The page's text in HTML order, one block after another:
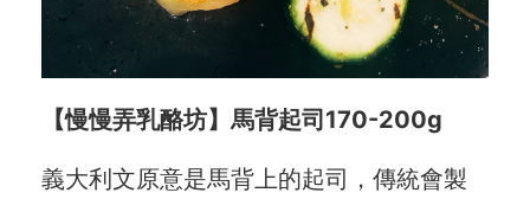
【慢慢弄乳酪坊】馬背起司170-200g
義大利文原意是馬背上的起司，傳統會製